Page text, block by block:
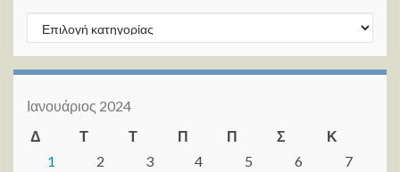
Kατηγορίες
Ιανουάριος 2024
Δ
Τ Τ Π Π Σ
Κ
1
2 3 4 5 6
7